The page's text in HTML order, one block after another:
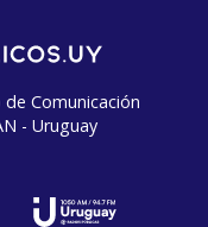
Comunicación
- Uruguay